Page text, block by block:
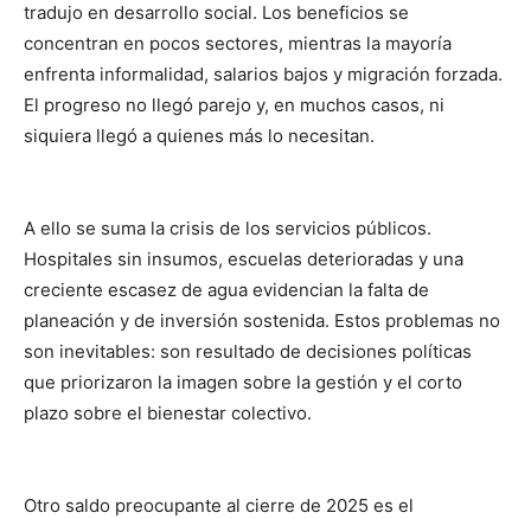
tradujo en desarrollo social. Los beneficios se
concentran en pocos sectores, mientras la mayoría
enfrenta informalidad, salarios bajos y migración forzada.
El progreso no llegó parejo y, en muchos casos, ni
siquiera llegó a quienes más lo necesitan.
A ello se suma la crisis de los servicios públicos.
Hospitales sin insumos, escuelas deterioradas y una
creciente escasez de agua evidencian la falta de
planeación y de inversión sostenida. Estos problemas no
son inevitables: son resultado de decisiones políticas
que priorizaron la imagen sobre la gestión y el corto
plazo sobre el bienestar colectivo.
Otro saldo preocupante al cierre de 2025 es el